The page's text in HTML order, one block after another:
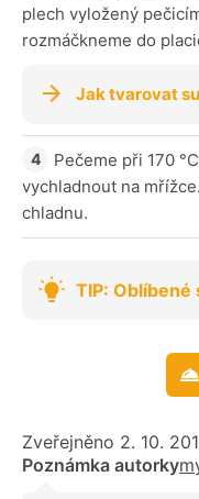
plech vyložený
rozmáčkneme do
Jak tvarovat
Pečeme při 170
vychladnout na
chladnu.
TIP: Oblíbené
Zveřejněno 2. 10.
Poznámka autorky